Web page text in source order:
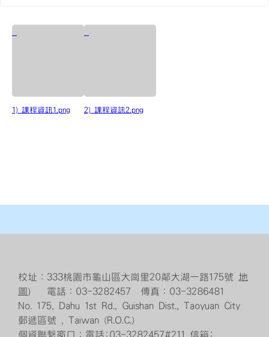
1) 課程資訊1.png 2) 課程資訊2.png
校址：333桃園市龜山區大崗里20鄰大湖一路175號 地
圖） 電話：03-3282457 傳真：03-3286481
No. 175, Dahu 1st Rd., Guishan Dist., Taoyuan City
郵遞區號 , Taiwan (R.O.C.)
個資聯繫窗口：電話:03-3282457#211 信箱: